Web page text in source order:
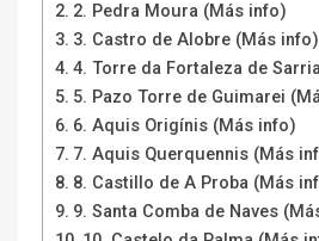
2. Pedra Moura (Más info)
3. Castro de Alobre (Más info)
4. Torre da Fortaleza de
5. Pazo Torre de Guimarei
6. Aquis Origínis (Más info)
7. Aquis Querquennis (Más
8. Castillo de A Proba (Más
9. Santa Comba de Naves